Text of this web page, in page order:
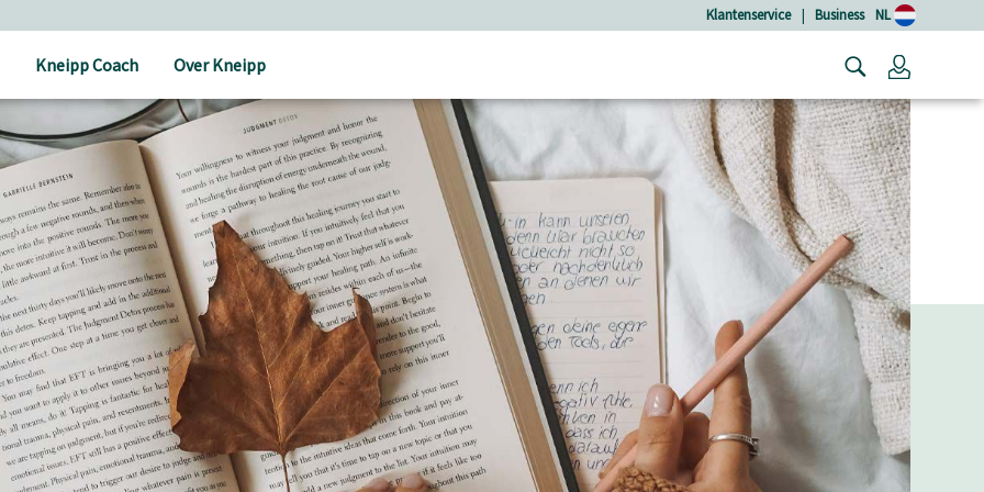
Klantenservice | Business NL
Kneipp Coach Over Kneipp